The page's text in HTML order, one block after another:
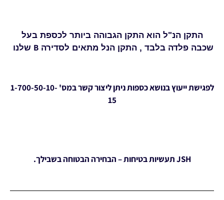
התקן הנ"ל הוא התקן הגבוהה ביותר לכספת בעל
שכבה פלדה בלבד , התקן הנל מתאים לסדירה B שלנו
לפגישת ייעוץ בנושא כספות ניתן ליצור קשר במס' 1-700-50-10-
15
JSH תעשיות בטיחות – הבחירה הבטוחה בשבילך.